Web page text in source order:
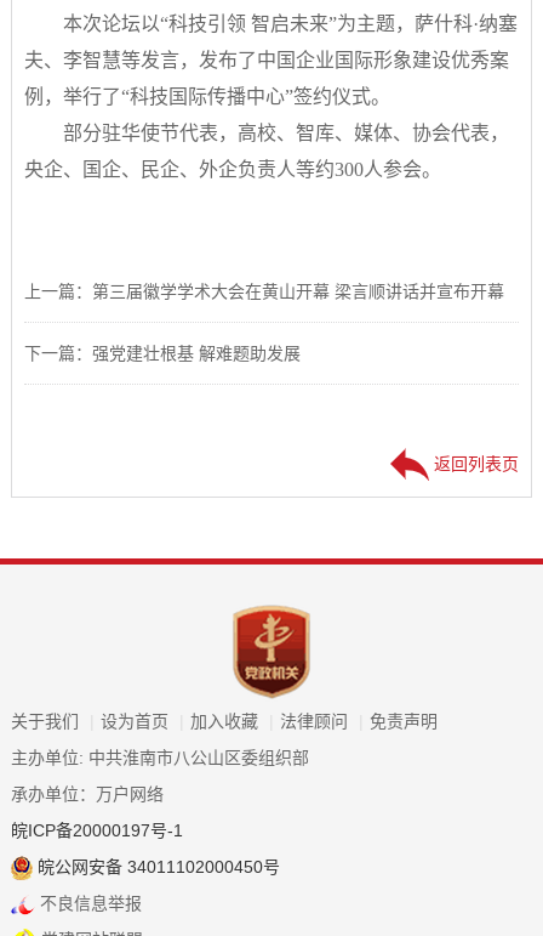
本次论坛以“科技引领 智启未来”为主题，萨什科·纳塞
夫、李智慧等发言，发布了中国企业国际形象建设优秀案
例，举行了“科技国际传播中心”签约仪式。
部分驻华使节代表，高校、智库、媒体、协会代表，
央企、国企、民企、外企负责人等约300人参会。
上一篇：第三届徽学学术大会在黄山开幕 梁言顺讲话并宣布开幕
下一篇：强党建壮根基 解难题助发展
返回列表页
关于我们 设为首页 加入收藏 法律顾问
免责声明
主办单位: 中共淮南市八公山区委组织部
承办单位：万户网络
皖ICP备20000197号-1
皖公网安备 34011102000450号
不良信息举报